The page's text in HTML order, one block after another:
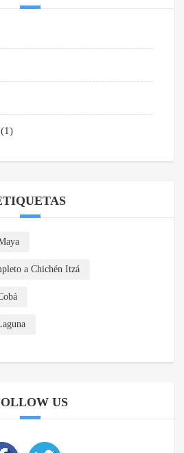
(1)
a Chichén Itzá
US